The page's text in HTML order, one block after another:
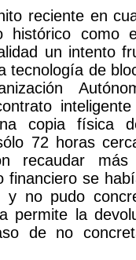
reciente en
histórico como
un intento
tecnología de
copia física
72 horas
recaudar
financiero se
y no pudo
permite la
de no